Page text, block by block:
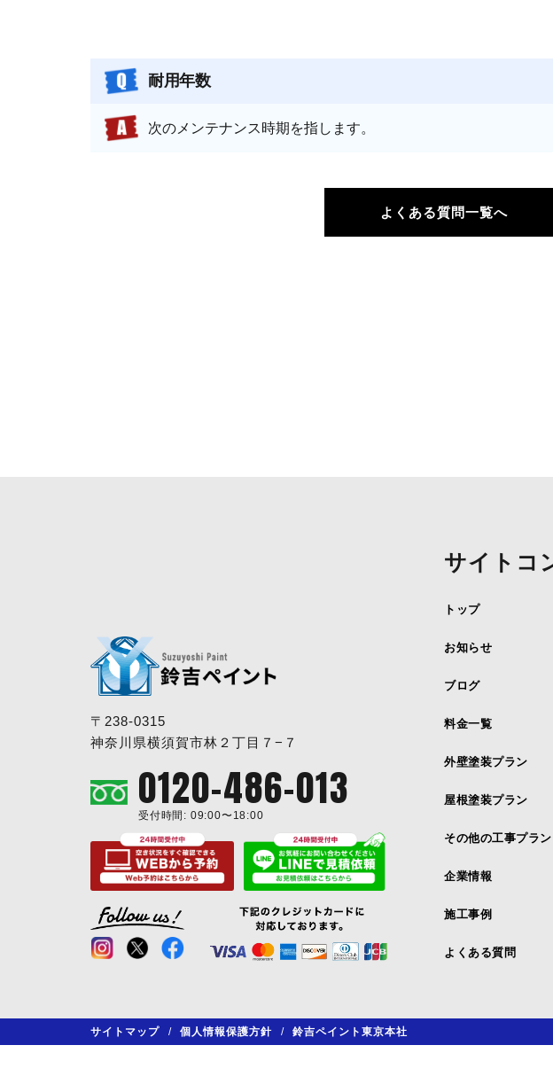
耐用年数
次のメンテナンス時期を指します。
よくある質問一覧へ
〒238-0315
神奈川県横須賀市林２丁目７−７
0120-486-013
受付時間: 09:00〜18:00
サイトコ
トップ
お知らせ
ブログ
料金一覧
外壁塗装プラン
屋根塗装プラン
その他の工事プラン
企業情報
施工事例
よくある質問
サイトマップ / 個人情報保護方針 / 鈴吉ペイント東京本社